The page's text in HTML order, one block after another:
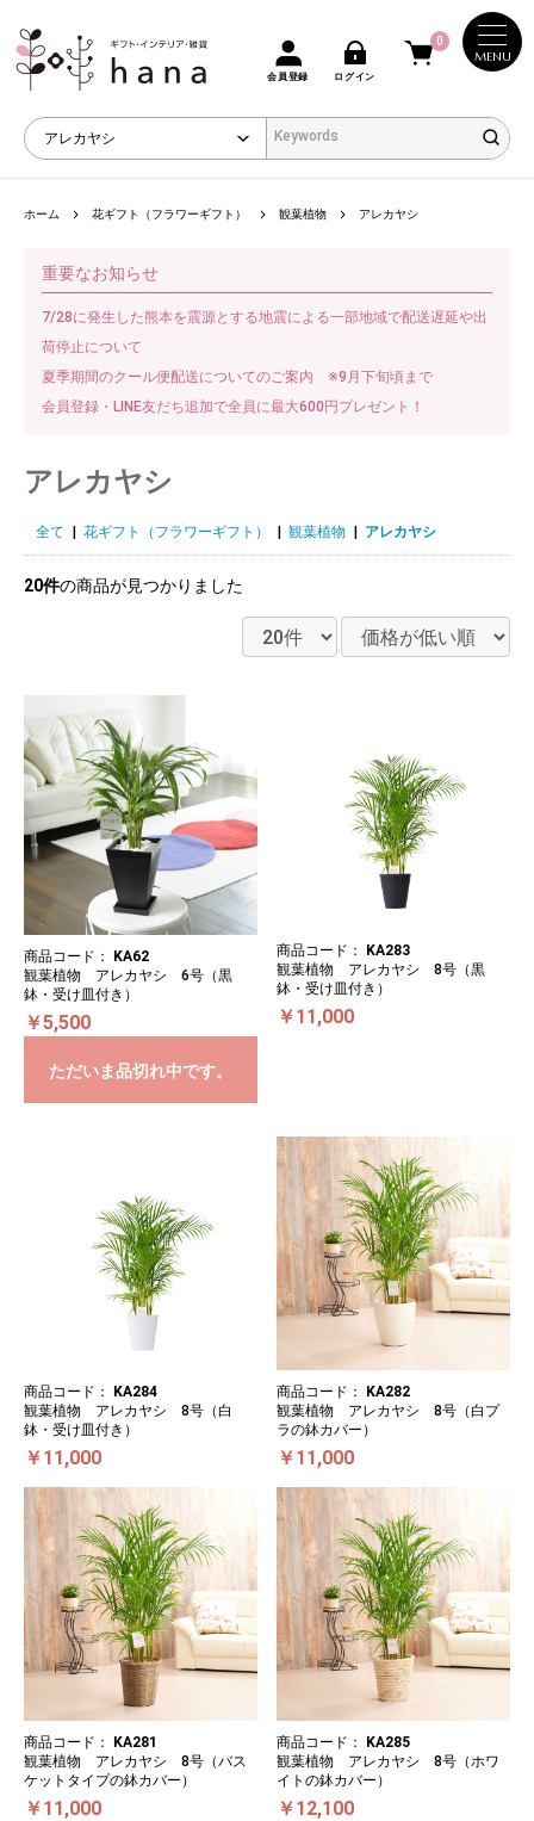
MENU
会員登録 ログイン
0
ホーム 花ギフト（フラワーギフト） 観葉植物 アレカヤシ
重要なお知らせ
7/28に発生した熊本を震源とする地震による一部地域で配送遅延や出
荷停止について
夏季期間のクール便配送についてのご案内 ※9月下旬頃まで
会員登録・LINE友だち追加で全員に最大600円プレゼント！
アレカヤシ
全て 花ギフト（フラワーギフト） 観葉植物 アレカヤシ
20件の商品が見つかりました
商品コード： KA62
観葉植物 アレカヤシ 6号（黒
鉢・受け皿付き）
￥5,500
ただいま品切れ中です。
商品コード：
KA283
観葉植物 アレカヤシ 8号（黒
鉢・受け皿付き）
￥11,000
商品コード： KA284
観葉植物 アレカヤシ 8号（白
鉢・受け皿付き）
￥11,000
商品コード： KA282
観葉植物 アレカヤシ 8号（白プ
ラの鉢カバー）
￥11,000
商品コード： KA281
観葉植物 アレカヤシ 8号（バス
ケットタイプの鉢カバー）
￥11,000
商品コード： KA285
観葉植物 アレカヤシ 8号（ホワ
イトの鉢カバー）
￥12,100